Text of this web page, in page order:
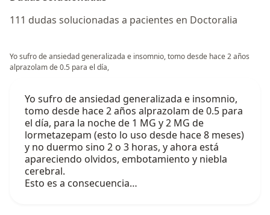
111 dudas solucionadas a pacientes en Doctoralia
Yo sufro de ansiedad generalizada e insomnio, tomo desde hace 2 años
alprazolam de 0.5 para el día,
Yo sufro de ansiedad generalizada e insomnio,
tomo desde hace 2 años alprazolam de 0.5 para
el día, para la noche de 1 MG y 2 MG de
lormetazepam (esto lo uso desde hace 8 meses)
y no duermo sino 2 o 3 horas, y ahora está
apareciendo olvidos, embotamiento y niebla
cerebral.
Esto es a consecuencia…